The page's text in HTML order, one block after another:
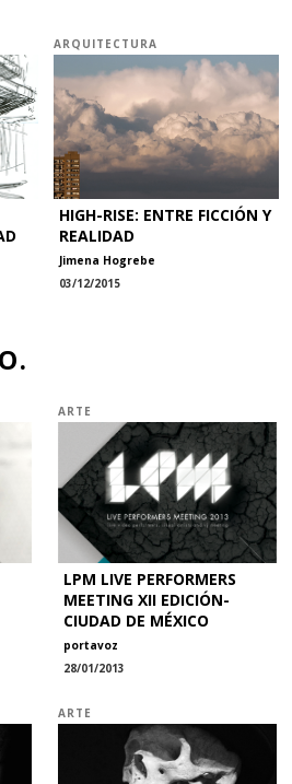
ARQUITECTURA
HIGH-RISE: ENTRE FICCIÓN Y
REALIDAD
Jimena Hogrebe
03/12/2015
ARTE
LPM LIVE PERFORMERS
MEETING XII EDICIÓN-
CIUDAD DE MÉXICO
portavoz
28/01/2013
ARTE